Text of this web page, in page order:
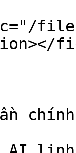
files/
chính